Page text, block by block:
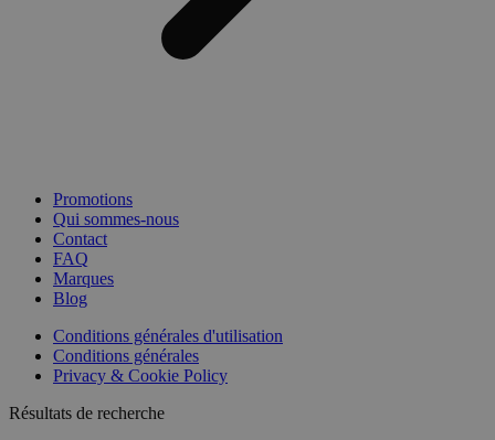
Promotions
Qui sommes-nous
Contact
FAQ
Marques
Blog
Conditions générales d'utilisation
Conditions générales
Privacy & Cookie Policy
Résultats de recherche